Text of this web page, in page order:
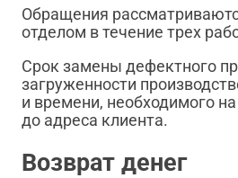
Обращения
отделом в течение трех
Срок замены дефектного
загруженности
и времени, необходимого
до адреса клиента.
Возврат денег